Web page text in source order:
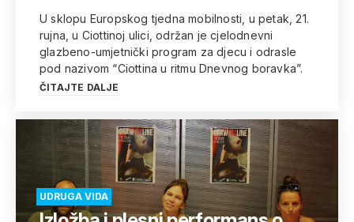
U sklopu Europskog tjedna mobilnosti, u petak, 21.
rujna, u Ciottinoj ulici, održan je cjelodnevni
glazbeno-umjetnički program za djecu i odrasle
pod nazivom “Ciottina u ritmu Dnevnog boravka”.
ČITAJTE DALJE
UDRUGA VIDA